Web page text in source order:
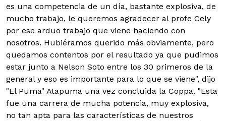
es una competencia de un día, bastante explosiva, de
mucho trabajo, le queremos agradecer al profe Cely
por ese arduo trabajo que viene haciendo con
nosotros. Hubiéramos querido más obviamente, pero
quedamos contentos por el resultado ya que pudimos
estar junto a Nelson Soto entre los 30 primeros de la
general y eso es importante para lo que se viene", dijo
"El Puma" Atapuma una vez concluida la Coppa. "Esta
fue una carrera de mucha potencia, muy explosiva,
no tan apta para las características de nuestros